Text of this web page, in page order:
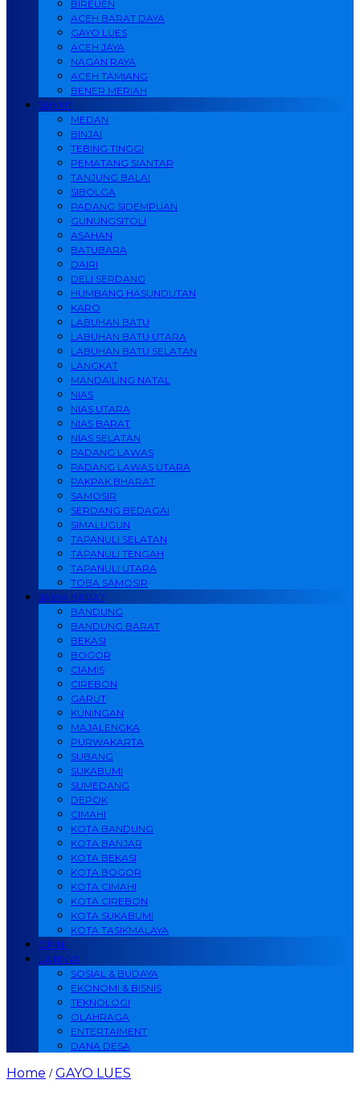
BIREUEN
ACEH BARAT DAYA
GAYO LUES
ACEH JAYA
NAGAN RAYA
ACEH TAMIANG
BENER MERIAH
SUMUT
MEDAN
BINJAI
TEBING TINGGI
PEMATANG SIANTAR
TANJUNG BALAI
SIBOLGA
PADANG SIDEMPUAN
GUNUNGSITOLI
ASAHAN
BATUBARA
DAIRI
DELI SERDANG
HUMBANG HASUNDUTAN
KARO
LABUHAN BATU
LABUHAN BATU UTARA
LABUHAN BATU SELATAN
LANGKAT
MANDAILING NATAL
NIAS
NIAS UTARA
NIAS BARAT
NIAS SELATAN
PADANG LAWAS
PADANG LAWAS UTARA
PAKPAK BHARAT
SAMOSIR
SERDANG BEDAGAI
SIMALUGUN
TAPANULI SELATAN
TAPANULI TENGAH
TAPANULI UTARA
TOBA SAMOSIR
JAWA BARAT
BANDUNG
BANDUNG BARAT
BEKASI
BOGOR
CIAMIS
CIREBON
GARUT
KUNINGAN
MAJALENGKA
PURWAKARTA
SUBANG
SUKABUMI
SUMEDANG
DEPOK
CIMAHI
KOTA BANDUNG
KOTA BANJAR
KOTA BEKASI
KOTA BOGOR
KOTA CIMAHI
KOTA CIREBON
KOTA SUKABUMI
KOTA TASIKMALAYA
OPINI
LAINNYA
SOSIAL & BUDAYA
EKONOMI & BISNIS
TEKNOLOGI
OLAHRAGA
ENTERTAIMENT
DANA DESA
Home /GAYO LUES